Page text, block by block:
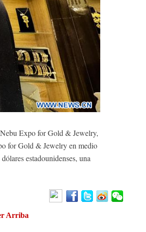
Expo for Gold & Jewelry,
for Gold & Jewelry en medio
estadounidenses, una
Arriba